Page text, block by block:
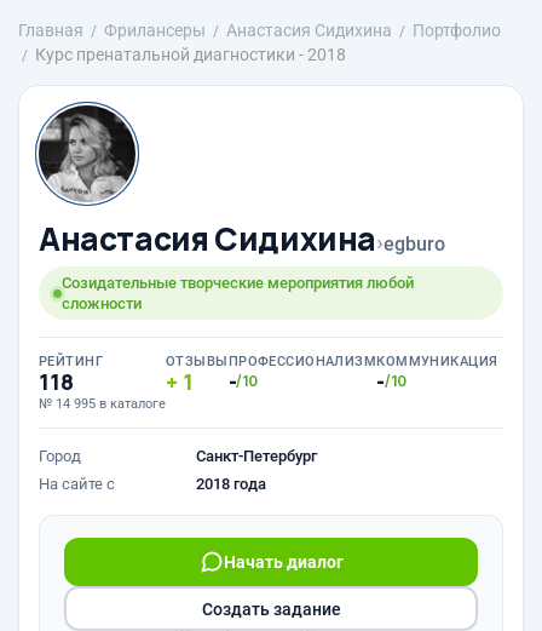
Главная Фрилансеры Анастасия Сидихина
Портфолио
Курс пренатальной диагностики - 2018
Анастасия Сидихина›egburo
Созидательные творческие мероприятия любой
сложности
РЕЙТИНГ
118
№ 14 995 в каталоге
ОТЗЫВЫ
1
ПРОФЕССИОНАЛИЗМ
-/10
КОММУНИКАЦИЯ
-/10
Город
Санкт-Петербург
На сайте с
2018 года
Начать диалог
Создать задание